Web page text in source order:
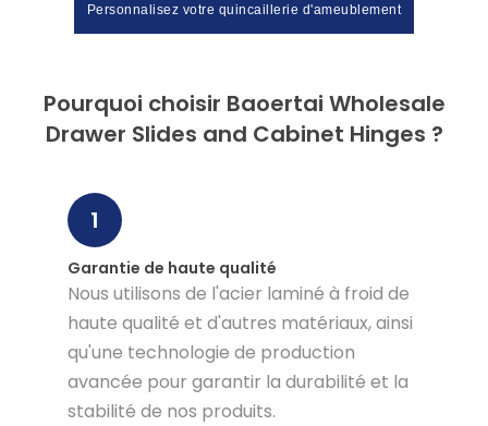
Personnalisez votre quincaillerie d'ameublement
Pourquoi choisir Baoertai Wholesale
Drawer Slides and Cabinet Hinges ?
1
Garantie de haute qualité
Nous utilisons de l'acier laminé à froid de
haute qualité et d'autres matériaux, ainsi
qu'une technologie de production
avancée pour garantir la durabilité et la
stabilité de nos produits.